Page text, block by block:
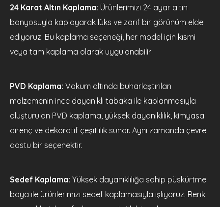
24 Karat Altın Kaplama: Ürünlerimizi 24 ayar altın
banyosuyla kaplayarak lüks ve zarif bir görünüm elde
ediyoruz. Bu kaplama seçeneği, her model için kısmi
veya tam kaplama olarak uygulanabilir.
PVD Kaplama: Vakum altında buharlaştırılan
malzemenin ince dayanıklı tabaka ile kaplanmasıyla
oluşturulan PVD kaplama, yüksek dayanıklılık, kimyasal
direnç ve dekoratif çeşitlilik sunar. Aynı zamanda çevre
dostu bir seçenektir.
Sedef Kaplama: Yüksek dayanıklılığa sahip püskürtme
boya ile ürünlerimizi sedef kaplamasıyla işliyoruz. Renk